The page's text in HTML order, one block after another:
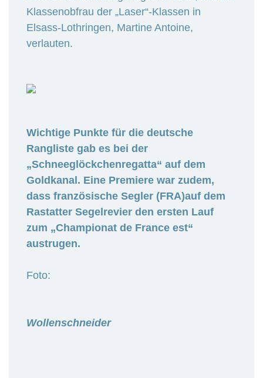
Klassenobfrau der „Laser“-Klassen in
Elsass-Lothringen, Martine Antoine,
verlauten.
Wichtige Punkte für die deutsche
Rangliste gab es bei der
„Schneeglöckchenregatta“ auf dem
Goldkanal. Eine Premiere war zudem,
dass französische Segler (FRA)auf dem
Rastatter Segelrevier den ersten Lauf
zum „Championat de France est“
austrugen.
Foto:
Wollenschneider